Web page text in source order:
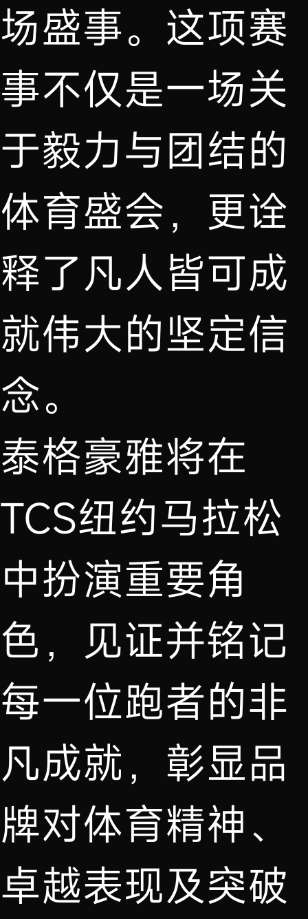
场盛事。这项赛
事不仅是一场关
于毅力与团结的
体育盛会，更诠
释了凡人皆可成
就伟大的坚定信
念。
泰格豪雅将在
TCS纽约马拉松
中扮演重要角
色，见证并铭记
每一位跑者的非
凡成就，彰显品
牌对体育精神、
卓越表现及突破